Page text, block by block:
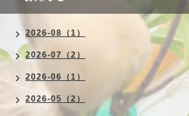
2026-08（1）
2026-07（2）
2026-06（1）
2026-05（2）